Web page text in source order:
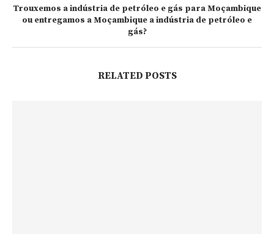
Trouxemos a indústria de petróleo e gás para Moçambique
ou entregamos a Moçambique a indústria de petróleo e
gás?
RELATED POSTS